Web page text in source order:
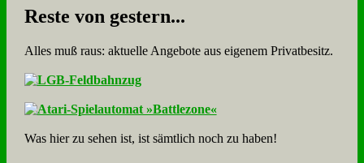
Re­ste von ge­stern...
Alles muß raus: aktuelle An­ge­bo­te aus eigenem Privatbesitz.
Was hier zu sehen ist, ist sämt­lich noch zu haben!